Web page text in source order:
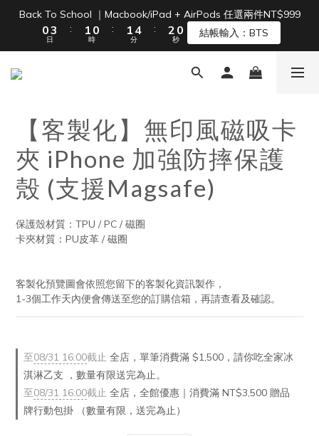
單筆滿 NT$1500 即享免運 🚚
Back To School ｜Macbook/iPad + AirPods 任選兩件NT$999
1
0
4
3
2
日
:
2
1
0
1
0
時
:
2
1
0
5
4
3
分
:
3
2
1
1
0
秒
結帳輸入：BTS
單筆滿 NT$1500 即享免運 🚚
【客製化】無印風磁吸卡
夾 iPhone 加強防摔保護
殼 (支援Magsafe)
保護殼材質：TPU / PC / 磁圈
卡夾材質：PU皮革 / 磁圈
客製化預覽圖會依照您留下的客製化資訊製作，
1-3個工作天內便會傳送至您的訂購信箱，再請查看及確認。
至08/31 16:00截止 全店，單筆消費滿 $1,500，請你吃全家冰
淇淋乙支 ，數量有限送完為止。
至08/31 16:00截止 全店，全館優惠｜消費滿 NT$3,500 贈品
牌行動包掛 （數量有限，送完為止）